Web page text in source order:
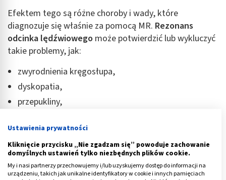
Efektem tego są różne choroby i wady, które
diagnozuje się właśnie za pomocą MR. Rezonans
odcinka lędźwiowego może potwierdzić lub wykluczyć
takie problemy, jak:
zwyrodnienia kręgosłupa,
dyskopatia,
przepukliny,
zmiany nowotworowe.
Choć nie to jest celem badania, zdarza się, żerezonans
kręgosłupa lędźwiowegowykrywa niepokojące zmiany
Ustawienia prywatności
Kliknięcie przycisku „Nie zgadzam się” powoduje zachowanie
domyślnych ustawień tylko niezbędnych plików cookie.
My i nasi partnerzy przechowujemy i/lub uzyskujemy dostęp do informacji na
urządzeniu, takich jak unikalne identyfikatory w cookie i innych pamięciach